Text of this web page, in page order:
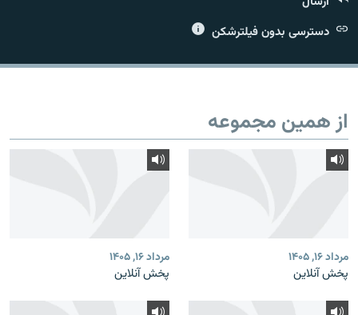
دسترسی بدون فیلترشکن
از همین مجموعه
مرداد ۱۶, ۱۴۰۵
پخش آنلاین
مرداد ۱۶, ۱۴۰۵
پخش آنلاین